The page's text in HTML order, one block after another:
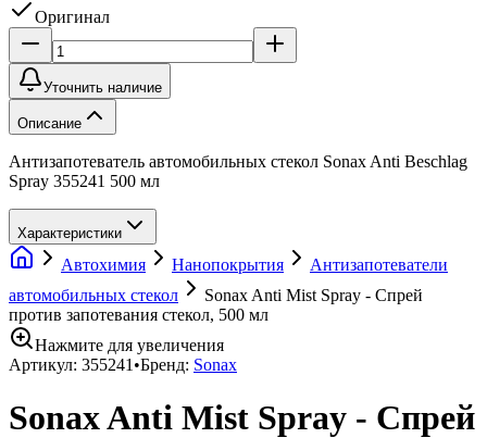
Оригинал
Уточнить наличие
Описание
Антизапотеватель автомобильных стекол Sonax Anti Beschlag
Spray 355241 500 мл
Характеристики
Автохимия Нанопокрытия
Антизапотеватели
автомобильных стекол
Sonax Anti Mist Spray - Спрей
против запотевания стекол, 500 мл
Нажмите для увеличения
Артикул: 355241 •Бренд: Sonax
Sonax Anti Mist Spray - Спрей